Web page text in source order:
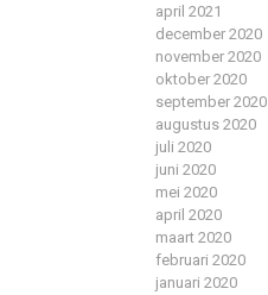
april 2021
december 2020
november 2020
oktober 2020
september 2020
augustus 2020
juli 2020
juni 2020
mei 2020
april 2020
maart 2020
februari 2020
januari 2020